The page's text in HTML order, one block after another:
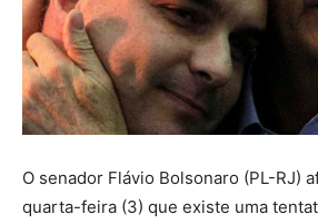
O senador Flávio Bolsonaro (PL-RJ)
quarta-feira (3) que existe uma